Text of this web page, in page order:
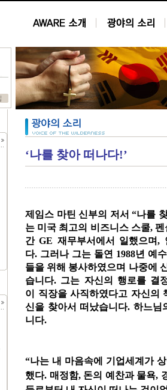
‘나를 찾아 떠나다!’
제임스 마틴 신부의 저서 “나를
는 미국 최고의 비즈니스 스쿨,
간 GE 재무부서에서 일했으며,
다. 그러나 그는 돌연 1988년 예
들을 위해 봉사하였으며 나중에
습니다. 그는 자신의 행로를 결
이 직장을 사직하였다고 자신의
신을 찾아서 떠났습니다. 하느
니다.
“나는 내 마음속에 기업세계가
했다. 매정함, 돈의 예찬과 물욕,